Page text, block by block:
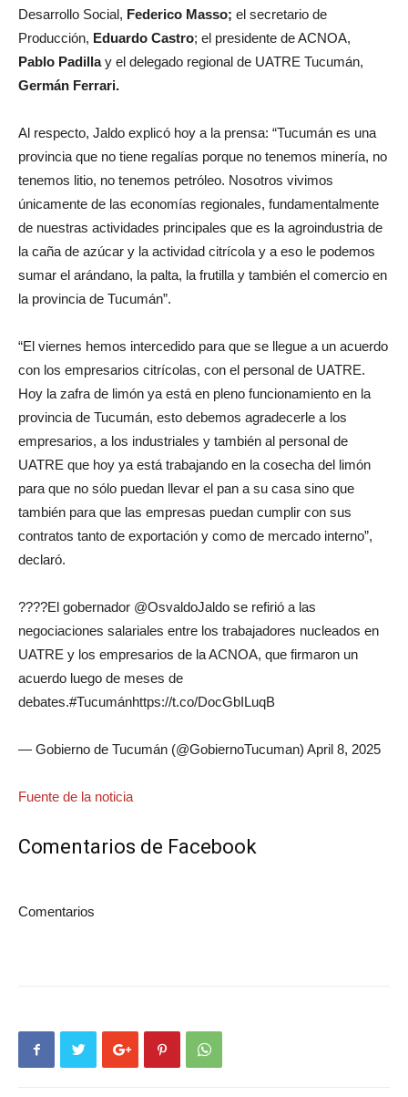
Desarrollo Social, Federico Masso; el secretario de
Producción, Eduardo Castro; el presidente de ACNOA,
Pablo Padillay el delegado regional de UATRE Tucumán,
Germán Ferrari.
Al respecto, Jaldo explicó hoy a la prensa: “Tucumán es una
provincia que no tiene regalías porque no tenemos minería, no
tenemos litio, no tenemos petróleo. Nosotros vivimos
únicamente de las economías regionales, fundamentalmente
de nuestras actividades principales que es la agroindustria de
la caña de azúcar y la actividad citrícola y a eso le podemos
sumar el arándano, la palta, la frutilla y también el comercio en
la provincia de Tucumán”.
“El viernes hemos intercedido para que se llegue a un acuerdo
con los empresarios citrícolas, con el personal de UATRE.
Hoy la zafra de limón ya está en pleno funcionamiento en la
provincia de Tucumán, esto debemos agradecerle a los
empresarios, a los industriales y también al personal de
UATRE que hoy ya está trabajando en la cosecha del limón
para que no sólo puedan llevar el pan a su casa sino que
también para que las empresas puedan cumplir con sus
contratos tanto de exportación y como de mercado interno”,
declaró.
????El gobernador @OsvaldoJaldo se refirió a las
negociaciones salariales entre los trabajadores nucleados en
UATRE y los empresarios de la ACNOA, que firmaron un
acuerdo luego de meses de
debates.#Tucumánhttps://t.co/DocGbILuqB
— Gobierno de Tucumán (@GobiernoTucuman) April 8, 2025
Fuente de la noticia
Comentarios de Facebook
Comentarios